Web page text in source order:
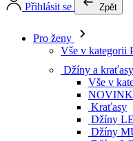
Přihlásit se Zpět
Pro ženy
Vše v kategorii
Džíny a kraťasy
Vše v
Kraťasy
Džíny
Džíny